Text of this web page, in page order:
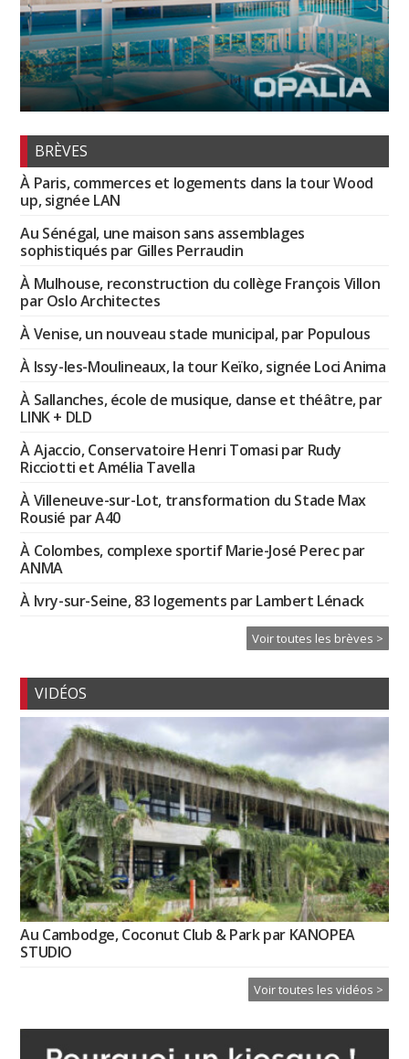
BRÈVES
À Paris, commerces et logements dans la tour Wood
up, signée LAN
Au Sénégal, une maison sans assemblages
sophistiqués par Gilles Perraudin
À Mulhouse, reconstruction du collège François Villon
par Oslo Architectes
À Venise, un nouveau stade municipal, par Populous
À Issy-les-Moulineaux, la tour Keïko, signée Loci Anima
À Sallanches, école de musique, danse et théâtre, par
LINK + DLD
À Ajaccio, Conservatoire Henri Tomasi par Rudy
Ricciotti et Amélia Tavella
À Villeneuve-sur-Lot, transformation du Stade Max
Rousié par A40
À Colombes, complexe sportif Marie-José Perec par
ANMA
À Ivry-sur-Seine, 83 logements par Lambert Lénack
Voir toutes les brèves >
VIDÉOS
Au Cambodge, Coconut Club & Park par KANOPEA
STUDIO
Voir toutes les vidéos >